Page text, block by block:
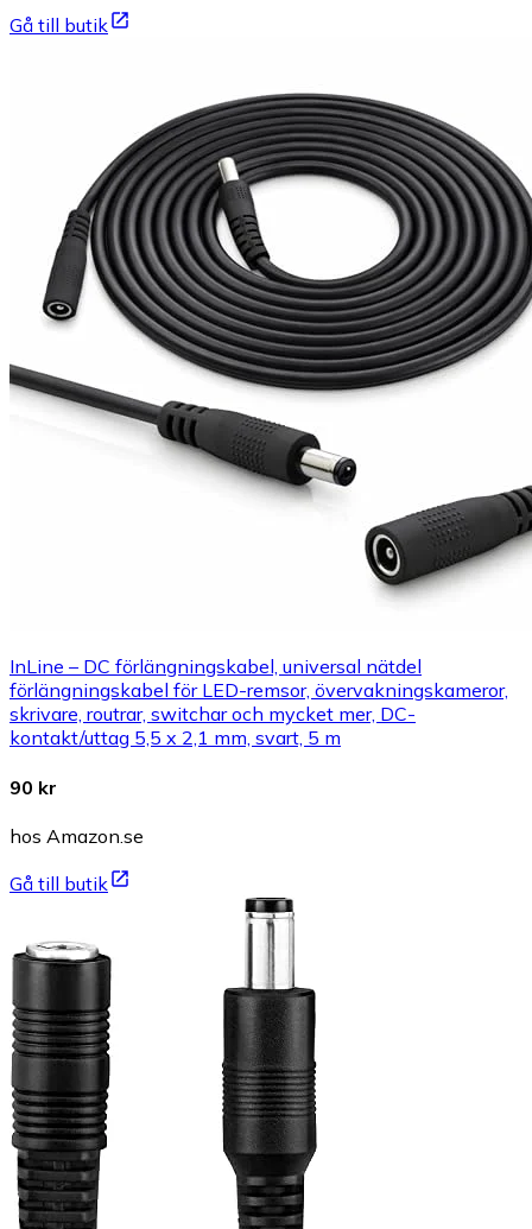
Gå till butik
InLine – DC förlängningskabel, universal nätdel
förlängningskabel för LED-remsor, övervakningskameror,
skrivare, routrar, switchar och mycket mer, DC-
kontakt/uttag 5,5 x 2,1 mm, svart, 5 m
90 kr
hos Amazon.se
Gå till butik